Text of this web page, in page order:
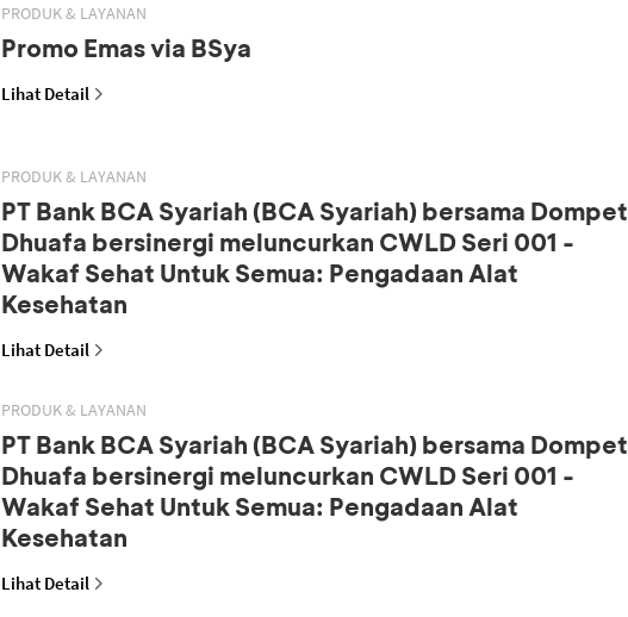
PRODUK & LAYANAN
Promo Emas via BSya
Lihat Detail
PRODUK & LAYANAN
PT Bank BCA Syariah (BCA Syariah) bersama Dompet
Dhuafa bersinergi meluncurkan CWLD Seri 001 -
Wakaf Sehat Untuk Semua: Pengadaan Alat
Kesehatan
Lihat Detail
PRODUK & LAYANAN
PT Bank BCA Syariah (BCA Syariah) bersama Dompet
Dhuafa bersinergi meluncurkan CWLD Seri 001 -
Wakaf Sehat Untuk Semua: Pengadaan Alat
Kesehatan
Lihat Detail